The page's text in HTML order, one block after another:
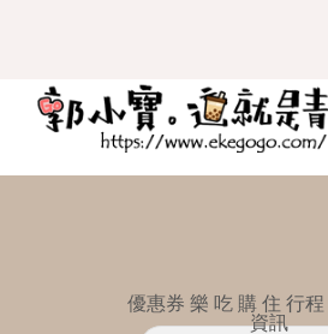
優惠券 樂 吃 購 住 行程
資訊